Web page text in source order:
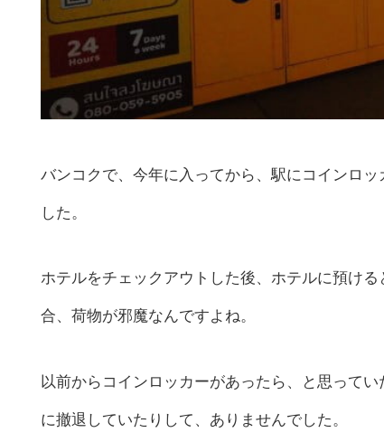
バンコクで、今年に入ってから、駅にコインロ
した。
ホテルをチェックアウトした後、ホテルに預け
合、荷物が邪魔なんですよね。
以前からコインロッカーがあったら、と思って
に撤退していたりして、ありませんでした。